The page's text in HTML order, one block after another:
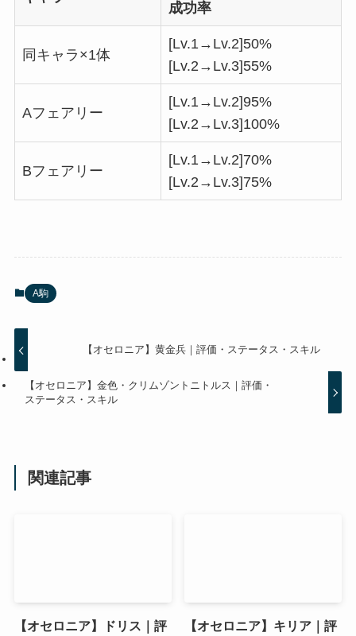
成功率
同キャラ×1体
[Lv.1→Lv.2]50%
[Lv.2→Lv.3]55%
Aフェアリー
[Lv.1→Lv.2]95%
[Lv.2→Lv.3]100%
Bフェアリー
[Lv.1→Lv.2]70%
[Lv.2→Lv.3]75%
A駒
【オセロニア】黄金兵｜評価・ステータス・スキル
【オセロニア】金色・クリムゾントニトルス｜評価・
ステータス・スキル
関連記事
【オセロニア】ドリス｜評
【オセロニア】キリア｜評